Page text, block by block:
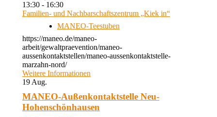
13:30 - 16:30
Familien- und Nachbarschaftszentrum „Kiek in“
MANEO-Teestuben
https://maneo.de/maneo-
arbeit/gewaltpraevention/maneo-
aussenkontaktstellen/maneo-aussenkontaktstelle-
marzahn-nord/
Weitere Informationen
19 Aug.
MANEO-Außenkontaktstelle Neu-
Hohenschönhausen